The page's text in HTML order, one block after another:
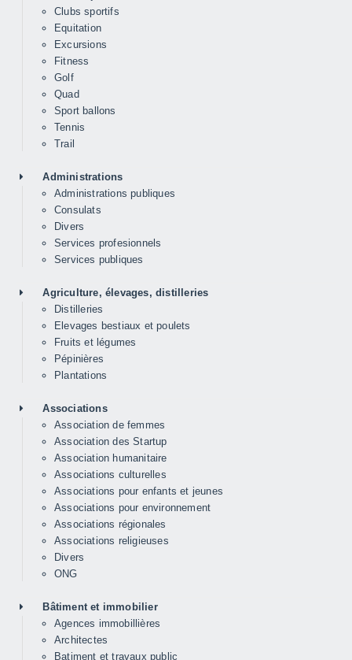
Clubs sportifs
Equitation
Excursions
Fitness
Golf
Quad
Sport ballons
Tennis
Trail
Administrations
Administrations publiques
Consulats
Divers
Services profesionnels
Services publiques
Agriculture, élevages, distilleries
Distilleries
Elevages bestiaux et poulets
Fruits et légumes
Pépinières
Plantations
Associations
Association de femmes
Association des Startup
Association humanitaire
Associations culturelles
Associations pour enfants et jeunes
Associations pour environnement
Associations régionales
Associations religieuses
Divers
ONG
Bâtiment et immobilier
Agences immobillières
Architectes
Batiment et travaux public